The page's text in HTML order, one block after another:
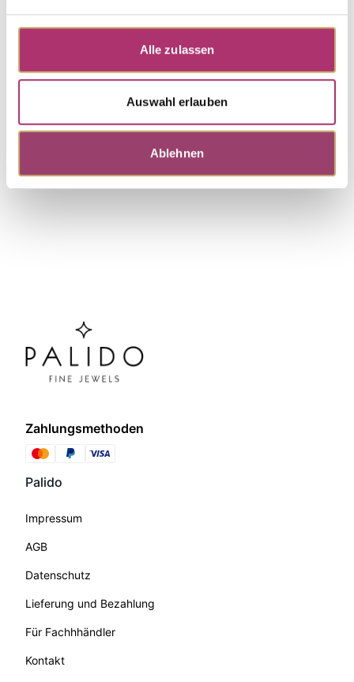
Alle zulassen
Auswahl erlauben
Ablehnen
Ohrstecker · K11655
First Love · Ohrschmuck · Weißgold 585 · Brillant
Weitere Stücke entdecken.
Zahlungsmethoden
Palido
Impressum
AGB
Datenschutz
Lieferung und Bezahlung
Für Fachhhändler
Kontakt